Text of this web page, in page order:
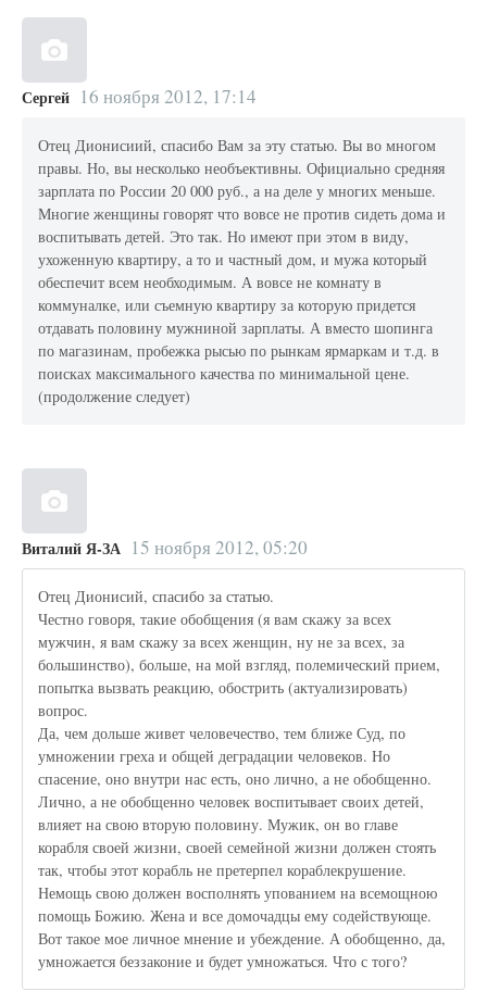
Сергей 16 ноября 2012, 17:14
Отец Дионисиий, спасибо Вам за эту статью. Вы во многом
правы. Но, вы несколько необъективны. Официально средняя
зарплата по России 20 000 руб., а на деле у многих меньше.
Многие женщины говорят что вовсе не против сидеть дома и
воспитывать детей. Это так. Но имеют при этом в виду,
ухоженную квартиру, а то и частный дом, и мужа который
обеспечит всем необходимым. А вовсе не комнату в
коммуналке, или съемную квартиру за которую придется
отдавать половину мужниной зарплаты. А вместо шопинга
по магазинам, пробежка рысью по рынкам ярмаркам и т.д. в
поисках максимального качества по минимальной цене.
(продолжение следует)
Виталий Я-ЗА 15 ноября 2012, 05:20
Отец Дионисий, спасибо за статью.
Честно говоря, такие обобщения (я вам скажу за всех
мужчин, я вам скажу за всех женщин, ну не за всех, за
большинство), больше, на мой взгляд, полемический прием,
попытка вызвать реакцию, обострить (актуализировать)
вопрос.
Да, чем дольше живет человечество, тем ближе Суд, по
умножении греха и общей деградации человеков. Но
спасение, оно внутри нас есть, оно лично, а не обобщенно.
Лично, а не обобщенно человек воспитывает своих детей,
влияет на свою вторую половину. Мужик, он во главе
корабля своей жизни, своей семейной жизни должен стоять
так, чтобы этот корабль не претерпел кораблекрушение.
Немощь свою должен восполнять упованием на всемощною
помощь Божию. Жена и все домочадцы ему содействующе.
Вот такое мое личное мнение и убеждение. А обобщенно, да,
умножается беззаконие и будет умножаться. Что с того?